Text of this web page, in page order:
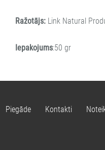
Ražotājs: Link Natural
Iepakojums:50 gr
Piegāde Kontakti